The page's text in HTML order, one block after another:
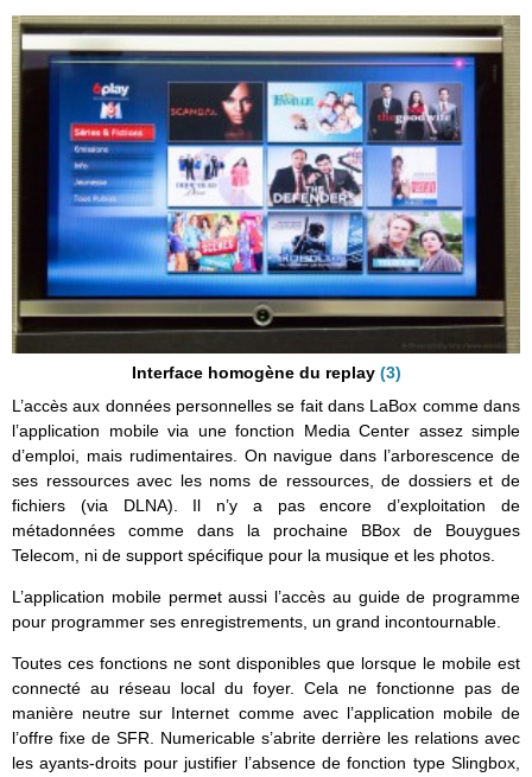
Interface homogène du replay (3)
L’accès aux données personnelles se fait dans LaBox comme dans
l’application mobile via une fonction Media Center assez simple
d’emploi, mais rudimentaires. On navigue dans l’arborescence de
ses ressources avec les noms de ressources, de dossiers et de
fichiers (via DLNA). Il n’y a pas encore d’exploitation de
métadonnées comme dans la prochaine BBox de Bouygues
Telecom, ni de support spécifique pour la musique et les photos.
L’application mobile permet aussi l’accès au guide de programme
pour programmer ses enregistrements, un grand incontournable.
Toutes ces fonctions ne sont disponibles que lorsque le mobile est
connecté au réseau local du foyer. Cela ne fonctionne pas de
manière neutre sur Internet comme avec l’application mobile de
l’offre fixe de SFR. Numericable s’abrite derrière les relations avec
les ayants-droits pour justifier l’absence de fonction type Slingbox,